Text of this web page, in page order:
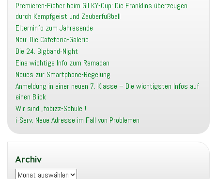
Premieren-Fieber beim GILKY-Cup: Die Franklins überzeugen
durch Kampfgeist und Zauberfußball
Elterninfo zum Jahresende
Neu: Die Cafeteria-Galerie
Die 24. Bigband-Night
Eine wichtige Info zum Ramadan
Neues zur Smartphone-Regelung
Anmeldung in einer neuen 7. Klasse – Die wichtigsten Infos auf
einen Blick
Wir sind „fobizz-Schule“!
i-Serv: Neue Adresse im Fall von Problemen
Archiv
Archiv